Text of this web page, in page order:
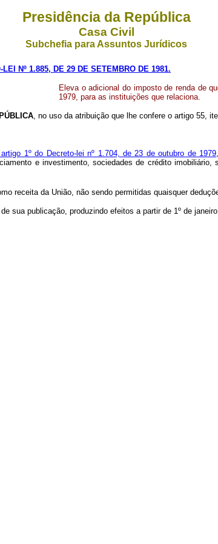
Presidência da República
Casa Civil
Subchefia para Assuntos Jurídicos
LEI Nº 1.885, DE 29 DE SETEMBRO DE 1981.
Eleva o adicional do imposto de renda de
1979, para as instituições que relaciona.
, no uso da atribuição que lhe confere o artigo 55,
1º do Decreto-lei nº 1.704, de 23 de outubro de 1979
e investimento, sociedades de crédito
receita da União, não sendo permitidas quaisquer
sua publicação, produzindo efeitos a partir de 1º de